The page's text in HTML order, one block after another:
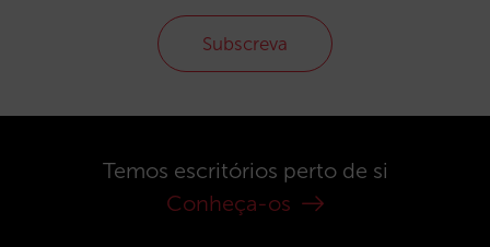
Subscreva
Temos escritórios perto de si
Conheça-os